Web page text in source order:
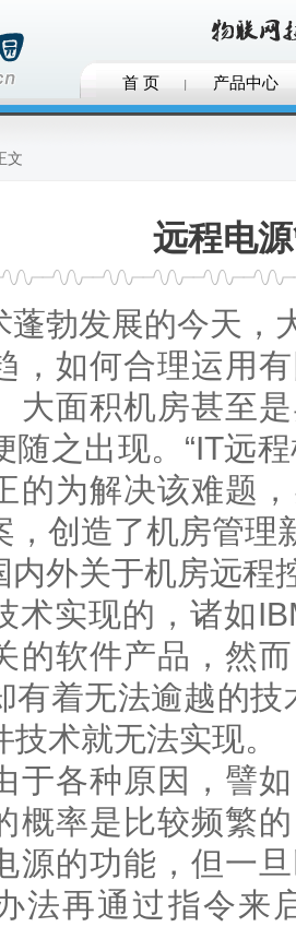
首 页 产品中心
文
远程电
蓬勃发展的今天，
，如何合理运用
大面积机房甚至
随之出现。“IT远
的为解决该难题
，创造了机房管理
内外关于机房远程
术实现的，诸如
的软件产品，然
有着无法逾越的
术就无法实现。
于各种原因，譬
概率是比较频繁
源的功能，但一
法再通过指令来